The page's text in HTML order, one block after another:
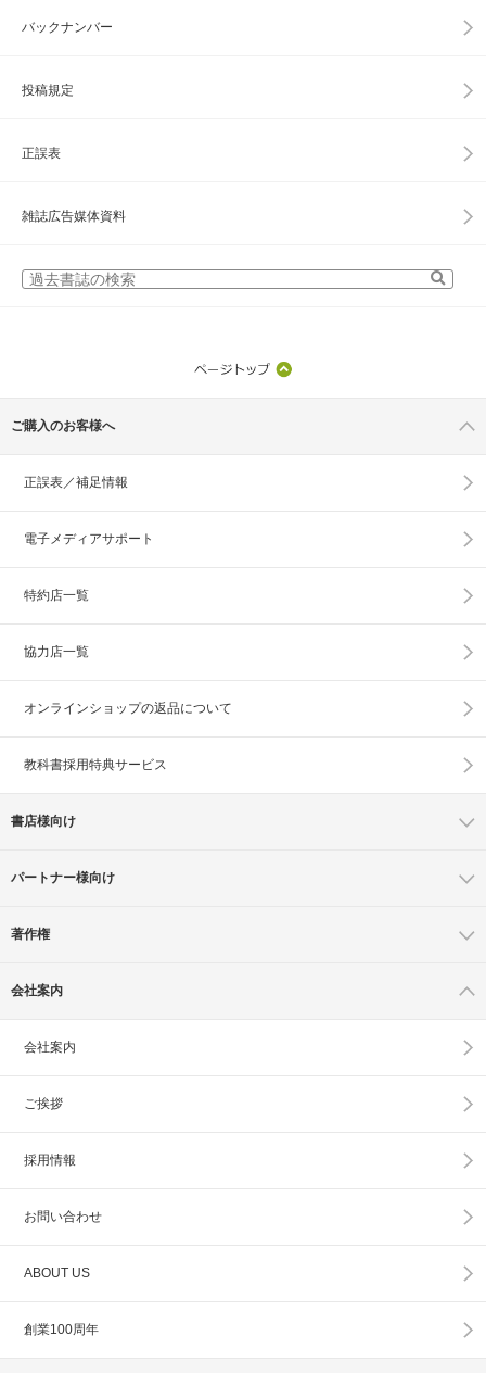
バックナンバー
投稿規定
正誤表
雑誌広告媒体資料
ご購入のお客様へ
正誤表／補足情報
電子メディアサポート
特約店一覧
協力店一覧
オンラインショップの返品について
教科書採用特典サービス
書店様向け
パートナー様向け
著作権
会社案内
会社案内
ご挨拶
採用情報
お問い合わせ
ABOUT US
創業100周年